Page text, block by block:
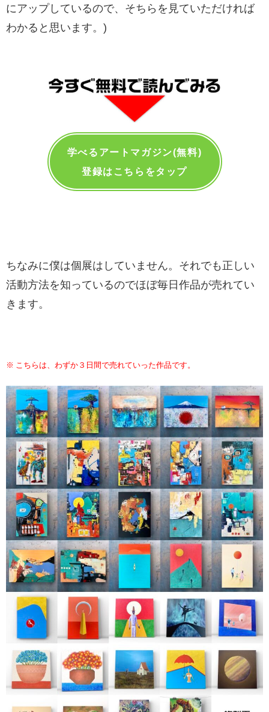
にアップしているので、そちらを見ていただければ
わかると思います。)
学べるアートマガジン(無料)
登録はこちらをタップ
ちなみに僕は個展はしていません。それでも正しい
活動方法を知っているのでほぼ毎日作品が売れてい
きます。
※ こちらは、わずか３日間で売れていった作品です。